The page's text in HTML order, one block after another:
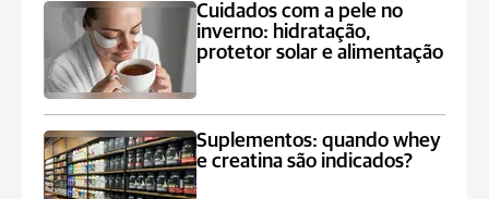
Cuidados com a pele no
inverno: hidratação,
protetor solar e alimentação
Suplementos: quando whey
e creatina são indicados?